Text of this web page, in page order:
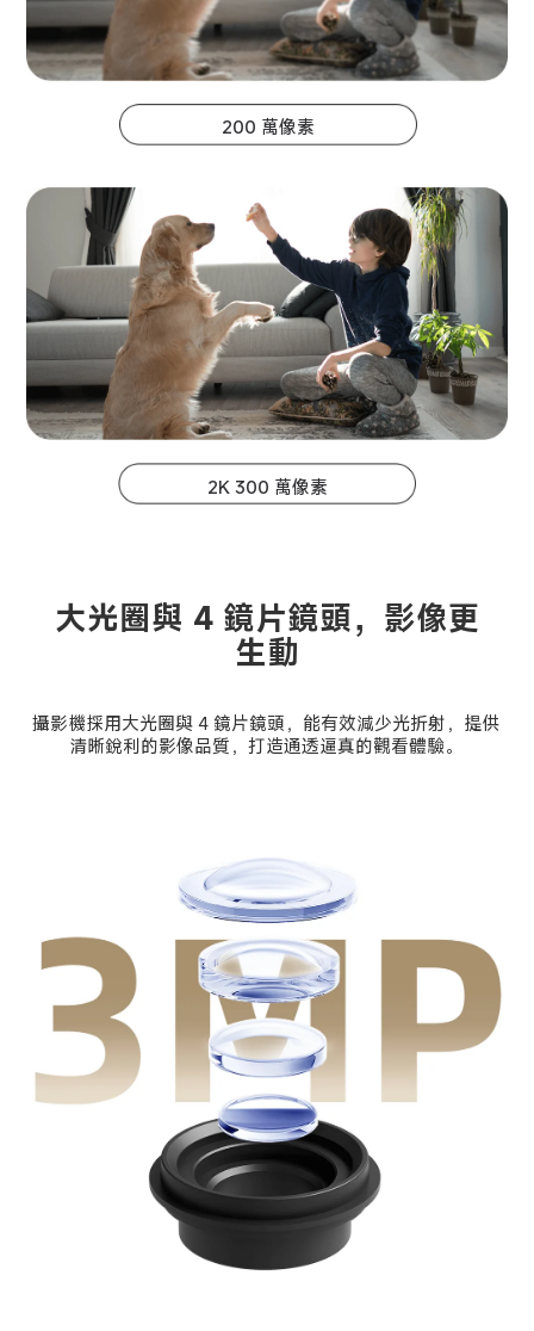
200 萬像素
2K 300 萬像素
大光圈與 4 鏡片鏡頭，影像更
生動
攝影機採用大光圈與 4 鏡片鏡頭，能有效減少光折射，提供
清晰銳利的影像品質，打造通透逼真的觀看體驗。